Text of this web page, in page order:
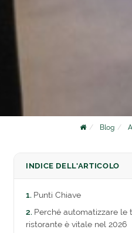
Blog
INDICE DELL'ARTICOLO
Punti Chiave
Perché automatizzare le
ristorante è vitale nel 2026